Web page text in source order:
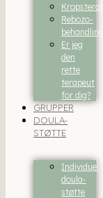
Kropsterapi
Rebozo-
behandling
Er jeg
den
rette
terapeut
for dig?
GRUPPER
DOULA-
STØTTE
Individuel
doula-
støtte